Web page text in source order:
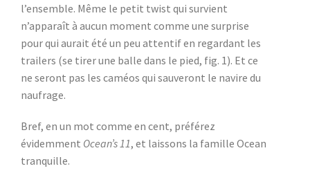
l’ensemble. Même le petit twist qui survient
n’apparaît à aucun moment comme une surprise
pour qui aurait été un peu attentif en regardant les
trailers (se tirer une balle dans le pied, fig. 1). Et ce
ne seront pas les caméos qui sauveront le navire du
naufrage.
Bref, en un mot comme en cent, préférez
évidemment Ocean’s 11, et laissons la famille Ocean
tranquille.